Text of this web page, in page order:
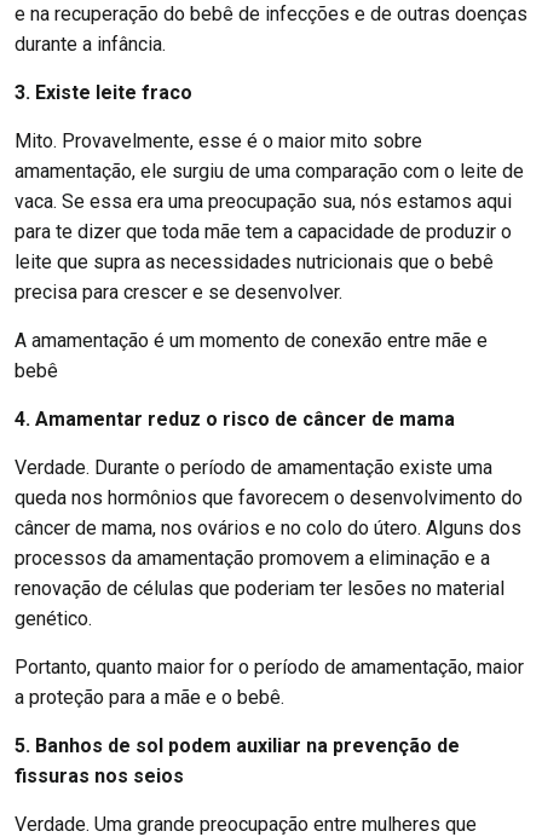
e na recuperação do bebê de infecções e de outras doenças
durante a infância.
3. Existe leite fraco
Mito. Provavelmente, esse é o maior mito sobre
amamentação, ele surgiu de uma comparação com o leite de
vaca. Se essa era uma preocupação sua, nós estamos aqui
para te dizer que toda mãe tem a capacidade de produzir o
leite que supra as necessidades nutricionais que o bebê
precisa para crescer e se desenvolver.
A amamentação é um momento de conexão entre mãe e
bebê
4. Amamentar reduz o risco de câncer de mama
Verdade. Durante o período de amamentação existe uma
queda nos hormônios que favorecem o desenvolvimento do
câncer de mama, nos ovários e no colo do útero. Alguns dos
processos da amamentação promovem a eliminação e a
renovação de células que poderiam ter lesões no material
genético.
Portanto, quanto maior for o período de amamentação, maior
a proteção para a mãe e o bebê.
5. Banhos de sol podem auxiliar na prevenção de
fissuras nos seios
Verdade. Uma grande preocupação entre mulheres que